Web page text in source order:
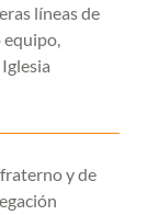
líneas de
y de